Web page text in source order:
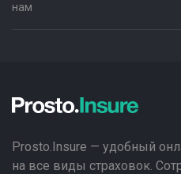
нам
Prosto.Insure — удобный
на все виды страховок.